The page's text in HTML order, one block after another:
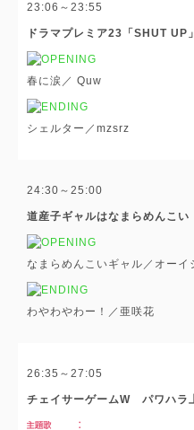
23:06～23:55
ドラマプレミア23「SHUT UP」
春に涙／ Quw
シェルター／mzsrz
24:30～25:00
道産子ギャルはなまらめんこい
なまらめんこいギャル／オーイ
わやわやわー！／亜咲花
26:35～27:05
チェイサーゲームW パワハラ